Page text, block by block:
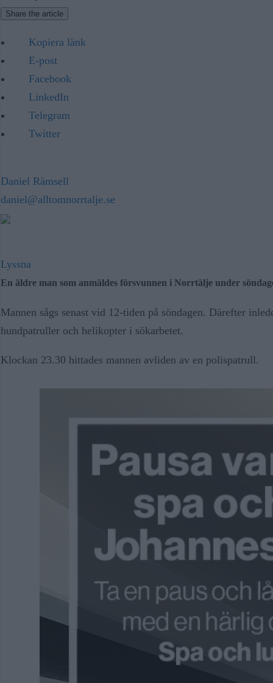
Share the article
Kopiera länk
E-post
Facebook
LinkedIn
Telegram
Twitter
Daniel Rämsell
daniel@alltomnorrtalje.se
Lyssna
En äldre man som anmäldes försvunnen i Norrtälje under
Mannen sågs senast vid 12-tiden på söndagen. Därefter
hundpatruller och helikopter i sökarbetet.
Klockan 23.30 hittades mannen avliden av en polispatrull.